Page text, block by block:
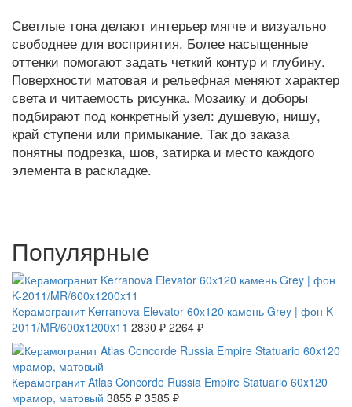
Светлые тона делают интерьер мягче и визуально
свободнее для восприятия. Более насыщенные
оттенки помогают задать четкий контур и глубину.
Поверхности матовая и рельефная меняют характер
света и читаемость рисунка. Мозаику и доборы
подбирают под конкретный узел: душевую, нишу,
край ступени или примыкание. Так до заказа
понятны подрезка, шов, затирка и место каждого
элемента в раскладке.
Популярные
СКИДКА 20 %
Керамогранит Kerranova Elevator 60х120 камень Grey | фон K-
2011/MR/600x1200x11 2830 ₽ 2264 ₽
Керамогранит Atlas Concorde Russia Empire Statuario 60x120
мрамор, матовый 3855 ₽ 3585 ₽